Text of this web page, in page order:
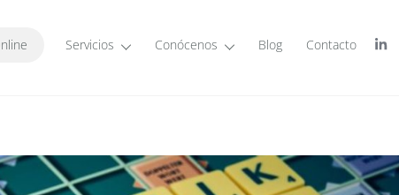
Servicios Conócenos Blog Contacto